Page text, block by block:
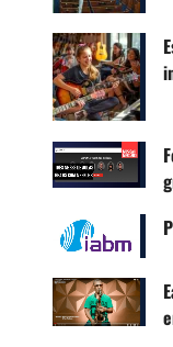
Receba novas
WhatsApp e
“A audição é o
desenvolve
25ª semana de